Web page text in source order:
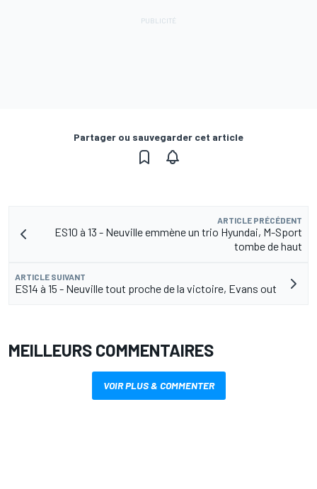
Partager ou sauvegarder cet article
ARTICLE PRÉCÉDENT
ES10 à 13 - Neuville emmène un trio Hyundai, M-Sport
tombe de haut
ARTICLE SUIVANT
ES14 à 15 - Neuville tout proche de la victoire, Evans out
MEILLEURS COMMENTAIRES
VOIR PLUS & COMMENTER